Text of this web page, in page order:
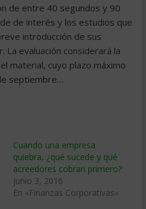
de entre 40 segundos y 90
de interés y los estudios que
introducción de sus
La evaluación considerará la
material, cuyo plazo máximo
septiembre…
Cuando una empresa
quiebra, ¿qué sucede y qué
acreedores cobran primero?
junio 3, 2016
En «Finanzas Corporativas»